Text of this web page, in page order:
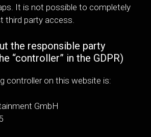
It is not possible to completely
third party access.
the responsible party
“controller” in the GDPR)
controller on this website is:
GmbH